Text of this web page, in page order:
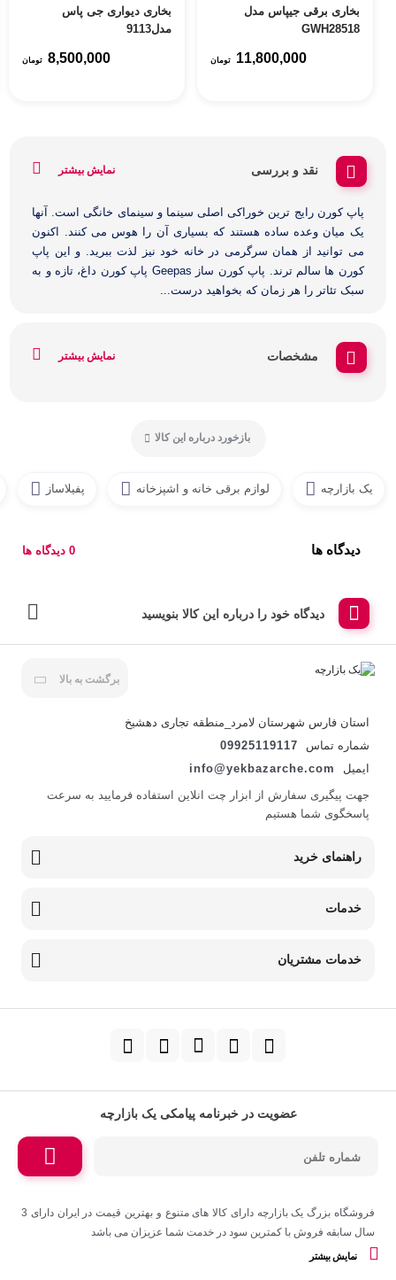
بخاری برقی جیپاس مدل
GWH28518
11,800,000 تومان
بخاری دیواری جی پاس
مدل9113
8,500,000 تومان
نقد و بررسی نمایش بیشتر
پاپ کورن رایج ترین خوراکی اصلی سینما و سینمای خانگی است. آنها
یک میان وعده ساده هستند که بسیاری آن را هوس می کنند. اکنون
می توانید از همان سرگرمی در خانه خود نیز لذت ببرید. و این پاپ
کورن ها سالم ترند. پاپ کورن ساز Geepas پاپ کورن داغ، تازه و به
سبک تئاتر را هر زمان که بخواهید درست...
مشخصات نمایش بیشتر
بازخورد درباره این کالا
یک بازارچه لوازم برقی خانه و اشپزخانه پفیلاساز
دیدگاه ها 0 دیدگاه ها
دیدگاه خود را درباره این کالا بنویسید
برگشت به بالا
استان فارس شهرستان لامرد_منطقه تجاری دهشیخ
شماره تماس
09925119117
ایمیل
info@yekbazarche.com
جهت پیگیری سفارش از ابزار چت انلاین استفاده فرمایید به سرعت
پاسخگوی شما هستیم
راهنمای خرید
خدمات
خدمات مشتریان
عضویت در خبرنامه پیامکی یک بازارچه
فروشگاه بزرگ یک بازارچه دارای کالا های متنوع و بهترین قیمت در ایران دارای 3
سال سابقه فروش با کمترین سود در خدمت شما عزیزان می باشد
نمایش بیشتر